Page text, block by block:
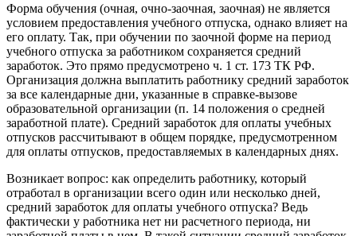
Форма обучения (очная, очно-заочная, заочная) не является
условием предоставления учебного отпуска, однако влияет на
его оплату. Так, при обучении по заочной форме на период
учебного отпуска за работником сохраняется средний
заработок. Это прямо предусмотрено ч. 1 ст. 173 ТК РФ.
Организация должна выплатить работнику средний заработок
за все календарные дни, указанные в справке-вызове
образовательной организации (п. 14 положения о средней
заработной плате). Средний заработок для оплаты учебных
отпусков рассчитывают в общем порядке, предусмотренном
для оплаты отпусков, предоставляемых в календарных днях.
Возникает вопрос: как определить работнику, который
отработал в организации всего один или несколько дней,
средний заработок для оплаты учебного отпуска? Ведь
фактически у работника нет ни расчетного периода, ни